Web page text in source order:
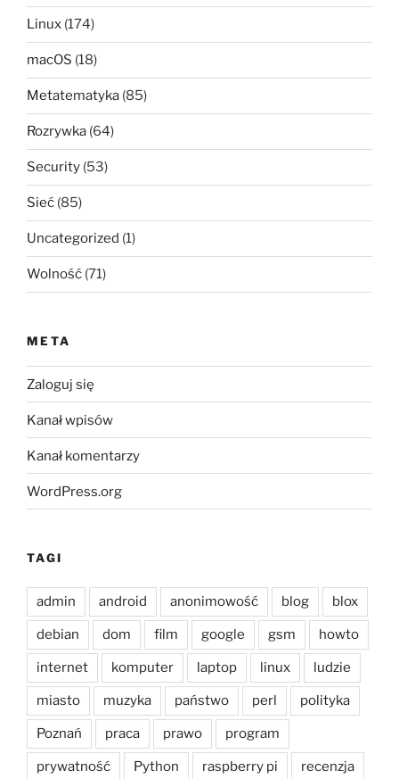
Linux (174)
macOS (18)
Metatematyka (85)
Rozrywka (64)
Security (53)
Sieć (85)
Uncategorized (1)
Wolność (71)
META
Zaloguj się
Kanał wpisów
Kanał komentarzy
WordPress.org
TAGI
admin android anonimowość blog blox
debian dom film google gsm howto
internet komputer laptop linux ludzie
miasto muzyka państwo perl polityka
Poznań praca prawo program
prywatność Python raspberry pi recenzja